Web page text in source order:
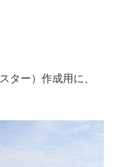
ター）作成用に、